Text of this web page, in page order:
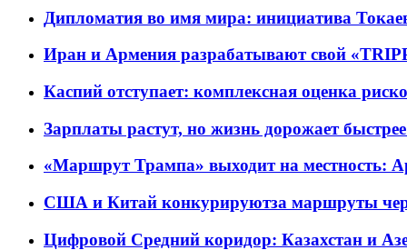
Дипломатия во имя мира: инициатива
Иран и Армения разрабатывают свой
Каспий отступает: комплексная оценка
Зарплаты растут, но жизнь дорожает быстрее
«Маршрут Трампа» выходит на местность:
США и Китай конкурируютза маршруты
Цифровой Средний коридор: Казахстан и